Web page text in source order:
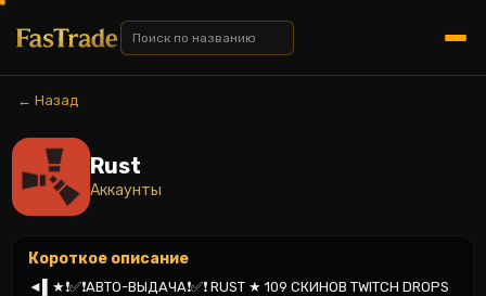
← Назад
Rust
Аккаунты
Короткое описание
◄▌★❗✅❗АВТО-ВЫДАЧА❗✅❗ RUST ★ 109 СКИНОВ TWITCH DROPS